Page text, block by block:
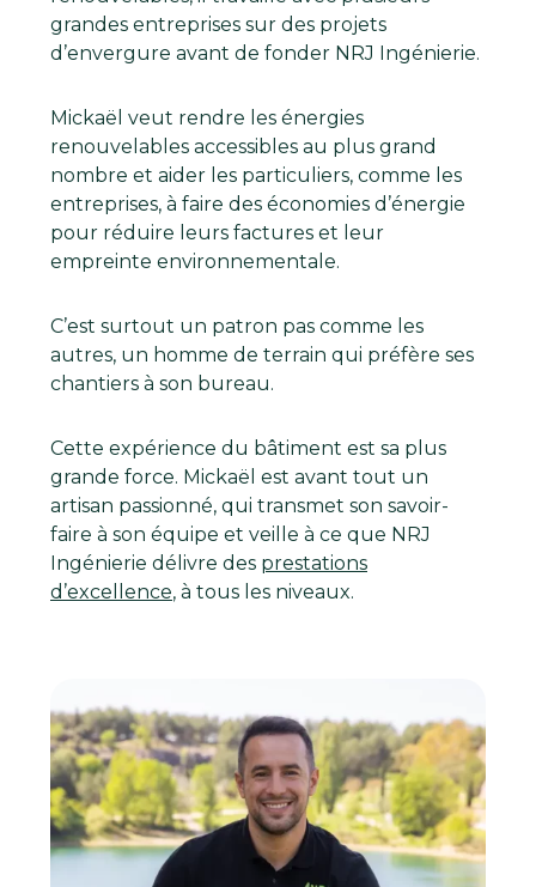
grandes entreprises sur des projets
d’envergure avant de fonder NRJ Ingénierie.
Mickaël veut rendre les énergies
renouvelables accessibles au plus grand
nombre et aider les particuliers, comme les
entreprises, à faire des économies d’énergie
pour réduire leurs factures et leur
empreinte environnementale.
C’est surtout un patron pas comme les
autres, un homme de terrain qui préfère ses
chantiers à son bureau.
Cette expérience du bâtiment est sa plus
grande force. Mickaël est avant tout un
artisan passionné, qui transmet son savoir-
faire à son équipe et veille à ce que NRJ
Ingénierie délivre des prestations
d’excellence, à tous les niveaux.